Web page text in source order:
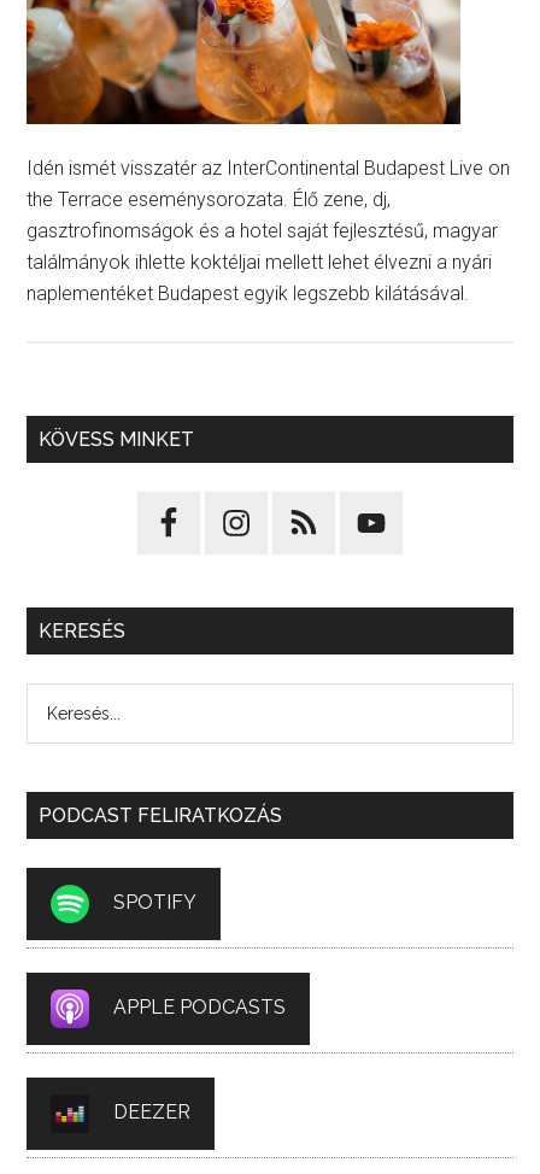
Idén ismét visszatér az InterContinental Budapest Live on
the Terrace eseménysorozata. Élő zene, dj,
gasztrofinomságok és a hotel saját fejlesztésű, magyar
találmányok ihlette koktéljai mellett lehet élvezni a nyári
naplementéket Budapest egyik legszebb kilátásával.
KÖVESS MINKET
KERESÉS
PODCAST FELIRATKOZÁS
SPOTIFY
APPLE PODCASTS
DEEZER